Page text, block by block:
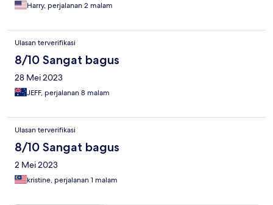
Harry, perjalanan 2 malam
Ulasan terverifikasi
8/10 Sangat bagus
28 Mei 2023
JEFF, perjalanan 8 malam
Ulasan terverifikasi
8/10 Sangat bagus
2 Mei 2023
kristine, perjalanan 1 malam